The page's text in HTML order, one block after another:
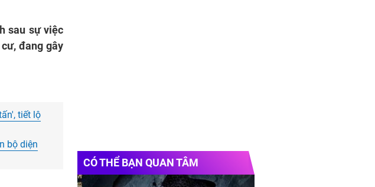
sau sự việc
đang gây
tiết lộ
bộ diện
CÓ THỂ BẠN QUAN TÂM